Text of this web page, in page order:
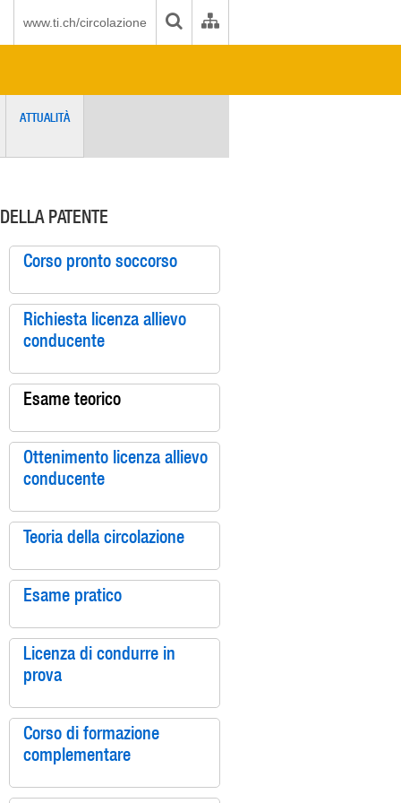
www.ti.ch/circolazione
ATTUALITÀ
PATENTE
Corso pronto soccorso
Richiesta licenza allievo
conducente
Esame teorico
Ottenimento licenza allievo
conducente
Teoria della circolazione
Esame pratico
Licenza di condurre in
prova
Corso di formazione
complementare